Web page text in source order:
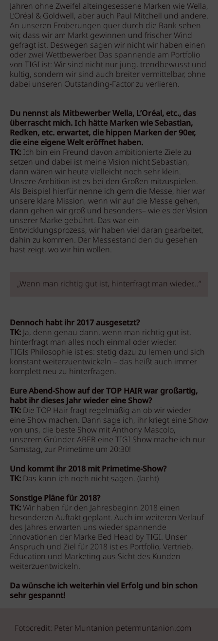
Jahren ohne Zweifel alteingesessene Marken wie Wella,
L’Oréal & Goldwell, aber auch Paul Mitchell und andere.
An unseren Eroberungen quer durch die Bank sehen
wir, dass wir am Markt gewinnen und frischer Wind
gefragt ist. Deswegen sagen wir nicht wir haben einen
oder zwei Wettbewerber. Das spannende am Portfolio
von TIGI ist: Wir sind nicht nur jung, trendbewusst und
kultig, sondern wir sind auch breiter vermittelbar, ohne
dabei unseren Outstanding-Factor zu verlieren.
Du nennst als Mitbewerber Wella, L’Oréal, etc., das
überrascht mich. Ich hätte Marken wie Sebastian,
Redken, etc. erwartet, die hippen Marken der 90er,
die eine eigene Welt eröffnet haben.
TK: Ich bin ein Freund davon ambitionierte Ziele zu
setzen und dabei ist meine Vision nicht Sebastian,
dann wären wir heute vielleicht noch sehr klein.
Unsere Ambition ist es bei den Großen mitzuspielen.
Als Beispiel hierfür nenne ich gern die Messe, hier war
unsere klare Mission, wenn wir auf die Messe gehen,
dann gehen wir groß und besonders– wie es der Vision
unserer Marke gebührt. Das war ein
Entwicklungsprozess, wir haben viel daran gearbeitet,
dahin zu kommen. Der Messestand den du gesehen
hast zeigt, wo wir hin wollen.
„Wenn man richtig gut ist, hinterfragt man wieder…“
Dennoch habt ihr 2017 ausgesetzt?
TK: Ja, denn genau dann, wenn man richtig gut ist,
hinterfragt man alles noch einmal oder wieder.
TIGIs Philosophie ist es: stetig dazu zu lernen und sich
konstant weiterzuentwickeln – das heißt auch immer
komplett neu zu hinterfragen.
Eure Abend-Show auf der TOP HAIR war großartig,
habt ihr dieses Jahr wieder eine Show?
TK: Die TOP Hair fragt regelmäßig an ob wir wieder
eine Show machen. Dann sage ich, ihr kriegt eine Show
von uns, die beste Show mit Anthony Mascolo,
unserem Gründer. ABER eine TIGI Show mache ich nur
Samstag, zur Primetime um 20:30!
Und kommt ihr 2018 mit Primetime-Show?
TK: Das kann ich noch nicht sagen. (lacht)
Sonstige Pläne für 2018?
TK:Wir haben für den Jahresbeginn 2018 einen
besonderen Auftakt geplant. Auch im weiteren Verlauf
des Jahres erwarten uns wieder spannende
Innovationen der Marke Bed Head by TIGI. Unser
Anspruch und Ziel für 2018 ist es Portfolio, Vertrieb,
Education und Marketing aus Sicht des Kunden
weiterzuentwickeln.
Da wünsche ich weiterhin viel Erfolg und bin schon
sehr gespannt!
Fotocredit: Peter Muntanion petermuntanion.com